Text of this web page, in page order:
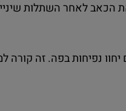
הכאב לאחר השתלות